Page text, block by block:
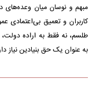
مبهم و نوسان میان وعده‌های
کاربران و تعمیق
طلسم، نه فقط به اراده
به عنوان یک حق بنیادین نیاز